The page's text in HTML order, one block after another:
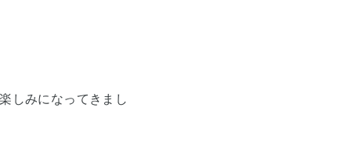
しみになってきまし